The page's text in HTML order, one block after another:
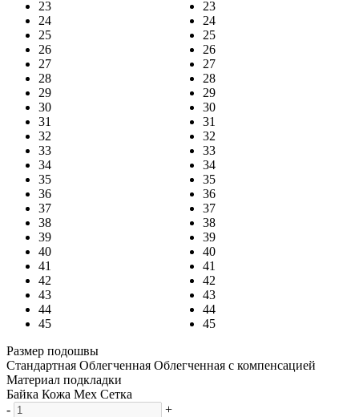
23
24
25
26
27
28
29
30
31
32
33
34
35
36
37
38
39
40
41
42
43
44
45
23
24
25
26
27
28
29
30
31
32
33
34
35
36
37
38
39
40
41
42
43
44
45
Размер подошвы
Стандартная Облегченная Облегченная с компенсацией
Материал подкладки
Байка Кожа Мех Сетка
-
+